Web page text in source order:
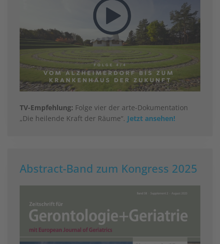
TV-Empfehlung: Folge vier der arte-Dokumentation
„Die heilende Kraft der Räume“. Jetzt ansehen!
Abstract-Band zum Kongress 2025